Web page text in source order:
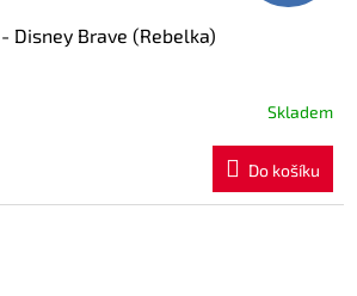
- Disney Brave (Rebelka)
Skladem
Do košíku